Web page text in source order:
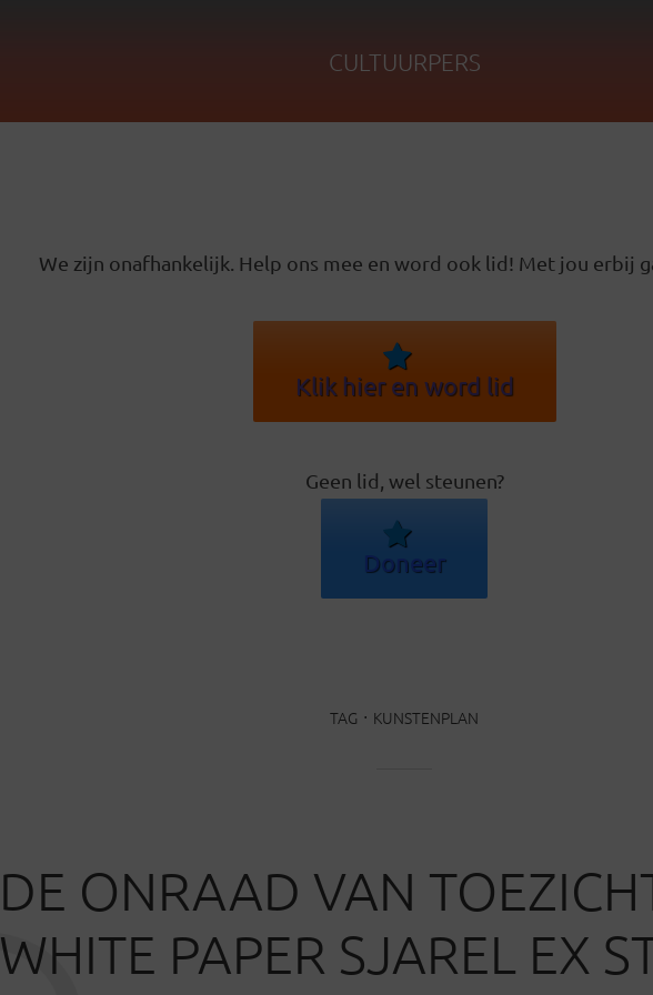
CULTUURPERS
We zijn onafhankelijk. Help ons mee en word ook lid! Met jou erbij
Klik hier en word lid
Geen lid, wel steunen?
Doneer
TAG KUNSTENPLAN
DE ONRAAD VAN
WHITE PAPER SJAREL EX